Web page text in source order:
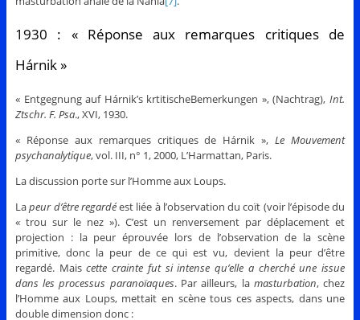
1930 : « Réponse aux remarques critiques de
Hárnik »
« Entgegnung auf Hárnik’s krtitischeBemerkungen », (Nachtrag),Int.
Ztschr. F. Psa., XVI, 1930.
« Réponse aux remarques critiques de Hárnik »,Le Mouvement
psychanalytique, vol. III, n° 1, 2000, L’Harmattan, Paris.
La discussion porte sur l’Homme aux Loups.
Lapeur d’être regardéest liée à l’observation du coït (voir l’épisode du
« trou sur le nez »). C’est un renversement par déplacement et
projection : la peur éprouvée lors de l’observation de la scène
primitive, donc la peur de ce qui est vu, devient la peur d’être
regardé. Maiscette crainte fut si intense qu’elle a cherché une issue
dans les processus paranoïaques. Par ailleurs, la masturbation, chez
l’Homme aux Loups, mettait en scène tous ces aspects, dans une
double dimension donc :